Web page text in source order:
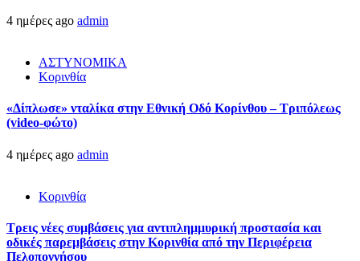
4 ημέρες ago admin
ΑΣΤΥΝΟΜΙΚΑ
Κορινθία
«Δίπλωσε» νταλίκα στην Εθνική Oδό Κορίνθου – Τριπόλεως
(video-φώτο)
4 ημέρες ago admin
Κορινθία
Τρεις νέες συμβάσεις για αντιπλημμυρική προστασία και
οδικές παρεμβάσεις στην Κορινθία από την Περιφέρεια
Πελοποννήσου